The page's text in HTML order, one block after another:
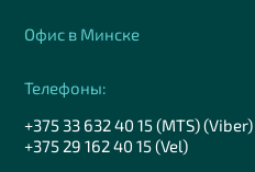
Офис в Минске
Телефоны:
+375 33 632 40 15 (MTS)
+375 29 162 40 15 (Vel)